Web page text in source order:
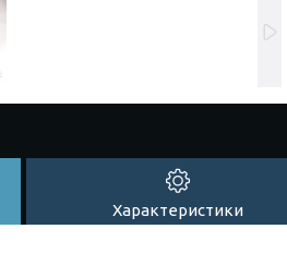
Характеристики